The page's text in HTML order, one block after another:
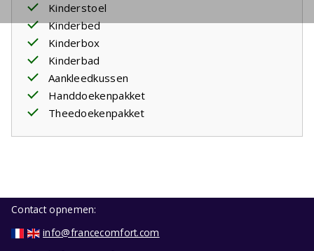
Kinderstoel
Kinderbed
Kinderbox
Kinderbad
Aankleedkussen
Handdoekenpakket
Theedoekenpakket
Contact opnemen:
info@francecomfort.com